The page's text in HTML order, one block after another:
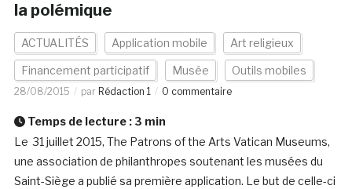
la polémique
ACTUALITÉS Application mobile Art religieux
Financement participatif Musée Outils mobiles
28/08/2015 par Rédaction 1 0 commentaire
Temps de lecture : 3 min
Le 31 juillet 2015, The Patrons of the Arts Vatican Museums,
une association de philanthropes soutenant les musées du
Saint-Siège a publié sa première application. Le but de celle-ci